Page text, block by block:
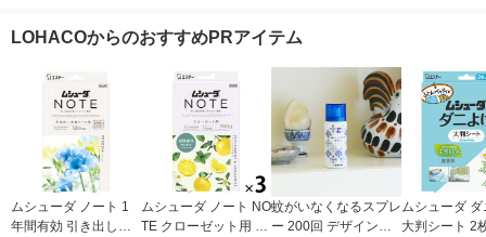
ンチョー
製薬
LOHACOからのおすすめPRアイテム
ムシューダ ノート 1
年間有効 引き出し・
ムシューダ ノート NO
TE クローゼット用 衣
蚊がいなくなるスプレ
ー 200回 デザイン缶
ムシューダ ダ
大判シート